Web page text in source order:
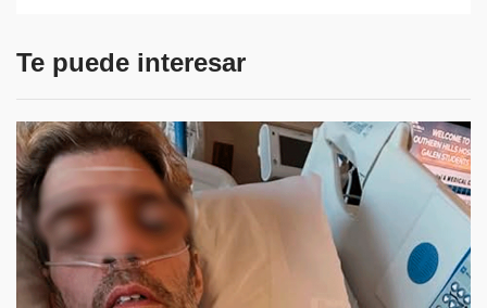
Te puede interesar